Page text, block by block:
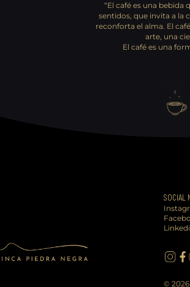
“El café es una bebida
sentidos, que invita a la
reconforta el ​alma. El
arte, una
El café es una
SOCIAL
©